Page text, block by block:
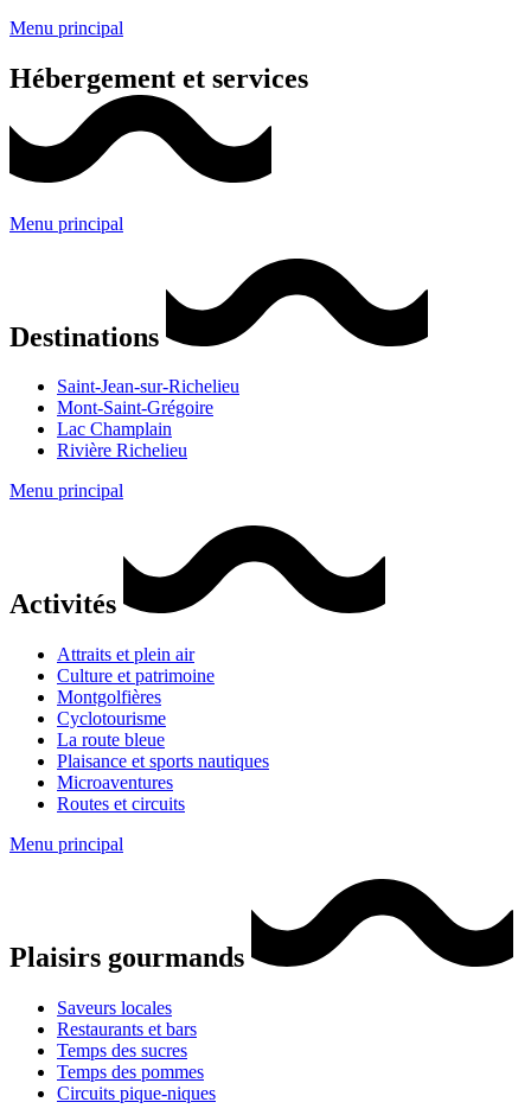
Menu principal
Hébergement et services
Menu principal
Destinations
Saint-Jean-sur-Richelieu
Mont-Saint-Grégoire
Lac Champlain
Rivière Richelieu
Menu principal
Activités
Attraits et plein air
Culture et patrimoine
Montgolfières
Cyclotourisme
La route bleue
Plaisance et sports nautiques
Microaventures
Routes et circuits
Menu principal
Plaisirs gourmands
Saveurs locales
Restaurants et bars
Temps des sucres
Temps des pommes
Circuits pique-niques